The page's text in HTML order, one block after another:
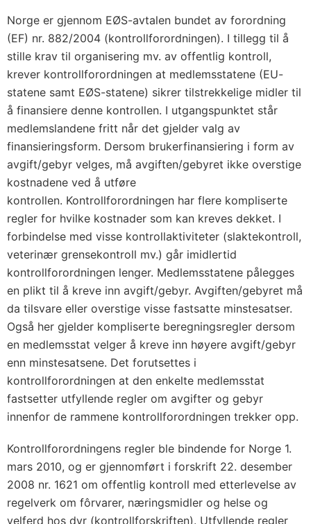
Norge er gjennom EØS-avtalen bundet av forordning
(EF) nr. 882/2004 (kontrollforordningen). I tillegg til å
stille krav til organisering mv. av offentlig kontroll,
krever kontrollforordningen at medlemsstatene (EU-
statene samt EØS-statene) sikrer tilstrekkelige midler til
å finansiere denne kontrollen. I utgangspunktet står
medlemslandene fritt når det gjelder valg av
finansieringsform. Dersom brukerfinansiering i form av
avgift/gebyr velges, må avgiften/gebyret ikke overstige
kostnadene ved å utføre
kontrollen. Kontrollforordningen har flere kompliserte
regler for hvilke kostnader som kan kreves dekket. I
forbindelse med visse kontrollaktiviteter (slaktekontroll,
veterinær grensekontroll mv.) går imidlertid
kontrollforordningen lenger. Medlemsstatene pålegges
en plikt til å kreve inn avgift/gebyr. Avgiften/gebyret må
da tilsvare eller overstige visse fastsatte minstesatser.
Også her gjelder kompliserte beregningsregler dersom
en medlemsstat velger å kreve inn høyere avgift/gebyr
enn minstesatsene. Det forutsettes i
kontrollforordningen at den enkelte medlemsstat
fastsetter utfyllende regler om avgifter og gebyr
innenfor de rammene kontrollforordningen trekker opp.
Kontrollforordningens regler ble bindende for Norge 1.
mars 2010, og er gjennomført i forskrift 22. desember
2008 nr. 1621 om offentlig kontroll med etterlevelse av
regelverk om fôrvarer, næringsmidler og helse og
velferd hos dyr (kontrollforskriften). Utfyllende regler